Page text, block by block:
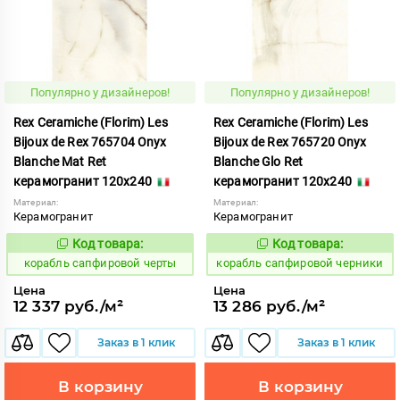
Популярно у дизайнеров!
Rex Ceramiche (Florim) Les
Bijoux de Rex 765704 Onyx
Blanche Mat Ret
керамогранит 120x240
Материал:
Керамогранит
775870
Код товара:
корабль сапфировой черты
Цена
12 337 руб./м²
Заказ в 1 клик
В корзину
Популярно у дизайнеров!
Rex Ceramiche (Florim) Les
Bijoux de Rex 765720 Onyx
Blanche Glo Ret
керамогранит 120x240
Материал:
Керамогранит
775869
Код товара:
корабль сапфировой черники
Цена
13 286 руб./м²
Заказ в 1 клик
В корзину